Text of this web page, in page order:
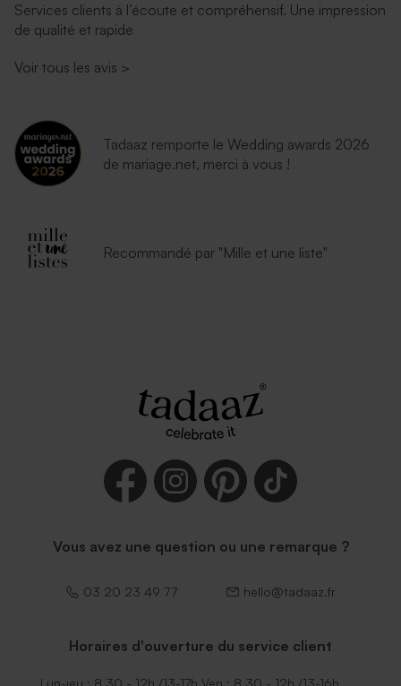
Services clients à l’écoute et compréhensif. Une impression
de qualité et rapide
Voir tous les avis >
Tadaaz remporte le Wedding awards 2026
de mariage.net, merci à vous !
Recommandé par "Mille et une liste"
Vous avez une question ou une remarque ?
03 20 23 49 77 hello@tadaaz.fr
Horaires d'ouverture du service client